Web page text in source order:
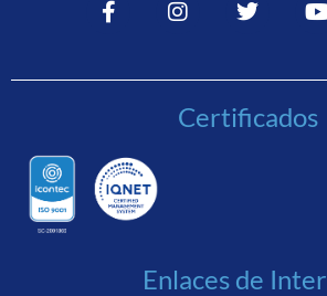
Certificados
Enlaces de